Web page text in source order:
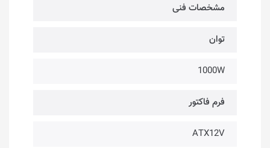
مشخصات فنی
توان
1000W
فرم فاکتور
ATX12V